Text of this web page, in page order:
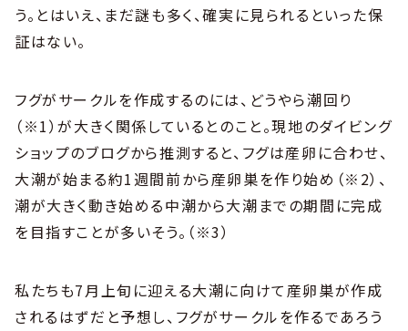
う。とはいえ、まだ謎も多く、確実に見られるといった保
証はない。
フグがサークルを作成するのには、どうやら潮回り
（※1）が大きく関係しているとのこと。現地のダイビング
ショップのブログから推測すると、フグは産卵に合わせ、
大潮が始まる約1週間前から産卵巣を作り始め（※2）、
潮が大きく動き始める中潮から大潮までの期間に完成
を目指すことが多いそう。（※3）
私たちも7月上旬に迎える大潮に向けて産卵巣が作成
されるはずだと予想し、フグがサークルを作るであろう